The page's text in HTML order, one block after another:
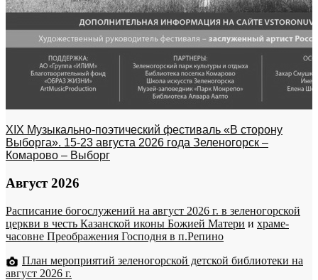
XIX Музыкально-поэтический фестиваль «В сторону
Выборга». 15-23 августа 2026 года Зеленогорск –
Комарово – Выборг
Август 2026
Расписание богослужений на август 2026 г. в зеленогорской
церкви в честь Казанской иконы Божией Матери и храме-
часовне Преображения Господня в п.Репино
План мероприятий зеленогорской детской библиотеки на
август 2026 г.